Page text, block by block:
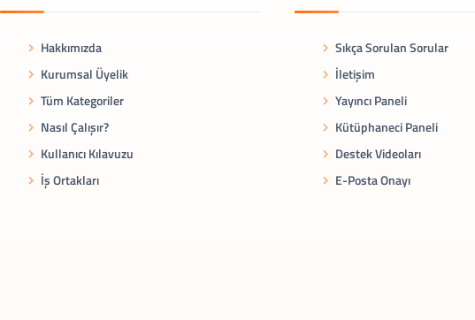
Hakkımızda
Kurumsal Üyelik
Tüm Kategoriler
Nasıl Çalışır?
Kullanıcı Kılavuzu
İş Ortakları
Sıkça Sorulan Sorular
İletişim
Yayıncı Paneli
Kütüphaneci Paneli
Destek Videoları
E-Posta Onayı